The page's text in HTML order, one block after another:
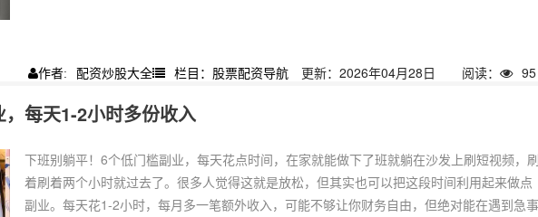
作者: 配资炒股大全 栏目：股票配资导航 更新：2026年04月28日 阅读： 95
每天1-2小时多份收入
下班别躺平！6个低门槛副业，每天花点时间，在家就能做下了班就躺在沙发上刷短视频，
着刷着两个小时就过去了。很多人觉得这就是放松，但其实也可以把这段时间利用起来做点
副业。每天花1-2小时，每月多一笔额外收入，可能不够让你财务自由，但绝对能在遇到急